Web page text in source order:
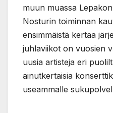
muun muassa
Nosturin toiminnan
ensimmäistä kertaa
juhlaviikot on vuosien
uusia artisteja eri
ainutkertaisia
useammalle